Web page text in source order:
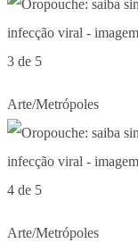
3 de 5
Arte/Metrópoles
4 de 5
Arte/Metrópoles